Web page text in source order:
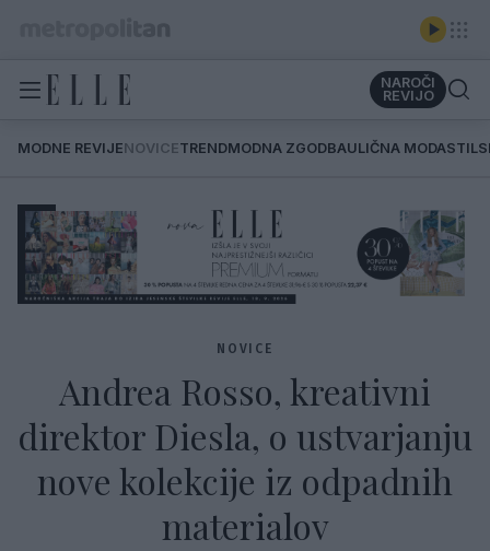
NAROČI
REVIJO
MODNE REVIJENOVICETRENDMODNA ZGODBAULIČNA MODA
NOVICE
Andrea Rosso, kreativni
direktor Diesla, o ustvarjanju
nove kolekcije iz odpadnih
materialov